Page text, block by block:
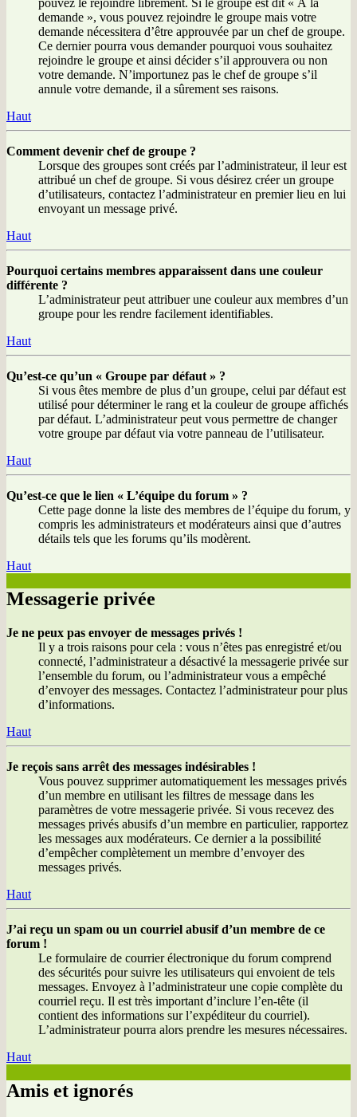
demande », vous pouvez rejoindre le groupe mais votre
demande nécessitera d’être approuvée par un chef de groupe.
Ce dernier pourra vous demander pourquoi vous souhaitez
rejoindre le groupe et ainsi décider s’il approuvera ou non
votre demande. N’importunez pas le chef de groupe s’il
annule votre demande, il a sûrement ses raisons.
Haut
Comment devenir chef de groupe ?
Lorsque des groupes sont créés par l’administrateur, il leur est
attribué un chef de groupe. Si vous désirez créer un groupe
d’utilisateurs, contactez l’administrateur en premier lieu en lui
envoyant un message privé.
Haut
Pourquoi certains membres apparaissent dans une couleur
différente ?
L’administrateur peut attribuer une couleur aux membres d’un
groupe pour les rendre facilement identifiables.
Haut
Qu’est-ce qu’un « Groupe par défaut » ?
Si vous êtes membre de plus d’un groupe, celui par défaut est
utilisé pour déterminer le rang et la couleur de groupe affichés
par défaut. L’administrateur peut vous permettre de changer
votre groupe par défaut via votre panneau de l’utilisateur.
Haut
Qu’est-ce que le lien « L’équipe du forum » ?
Cette page donne la liste des membres de l’équipe du forum, y
compris les administrateurs et modérateurs ainsi que d’autres
détails tels que les forums qu’ils modèrent.
Haut
Messagerie privée
Je ne peux pas envoyer de messages privés !
Il y a trois raisons pour cela : vous n’êtes pas enregistré et/ou
connecté, l’administrateur a désactivé la messagerie privée sur
l’ensemble du forum, ou l’administrateur vous a empêché
d’envoyer des messages. Contactez l’administrateur pour plus
d’informations.
Haut
Je reçois sans arrêt des messages indésirables !
Vous pouvez supprimer automatiquement les messages privés
d’un membre en utilisant les filtres de message dans les
paramètres de votre messagerie privée. Si vous recevez des
messages privés abusifs d’un membre en particulier, rapportez
les messages aux modérateurs. Ce dernier a la possibilité
d’empêcher complètement un membre d’envoyer des
messages privés.
Haut
J’ai reçu un spam ou un courriel abusif d’un membre de ce
forum !
Le formulaire de courrier électronique du forum comprend
des sécurités pour suivre les utilisateurs qui envoient de tels
messages. Envoyez à l’administrateur une copie complète du
courriel reçu. Il est très important d’inclure l’en-tête (il
contient des informations sur l’expéditeur du courriel).
L’administrateur pourra alors prendre les mesures nécessaires.
Haut
Amis et ignorés